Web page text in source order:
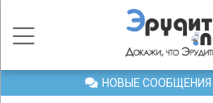
НОВЫЕ